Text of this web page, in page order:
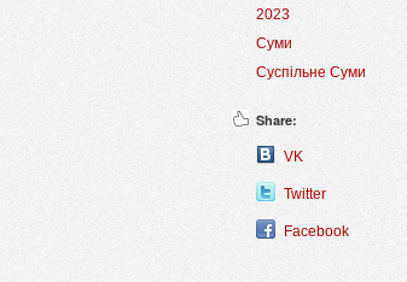
2023
Суми
Суспільне Суми
Share:
VK
Twitter
Facebook